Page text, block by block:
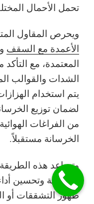
تحمل الأحمال
ويحرص المقاول
الأعمدة مع السقف
المعتمدة، مع
الشدات والقوالب
يتم استخدام الهزازات
لضمان توزيع
من الفراغات
الخرسانة مستقبلاً.
وتساعد هذه
الإنشائية وتحسين
ظهور التشققات أو